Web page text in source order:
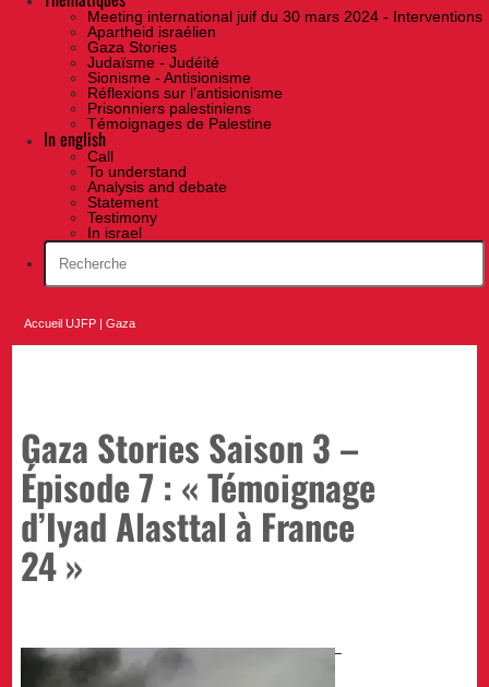
Meeting international juif du 30 mars 2024 - Interventions
Apartheid israélien
Gaza Stories
Judaïsme - Judéité
Sionisme - Antisionisme
Réflexions sur l’antisionisme
Prisonniers palestiniens
Témoignages de Palestine
In english
Call
To understand
Analysis and debate
Statement
Testimony
In israel
Accueil UJFP |Gaza
Gaza Stories Saison 3 –
Épisode 7 : « Témoignage
d’Iyad Alasttal à France
24 »